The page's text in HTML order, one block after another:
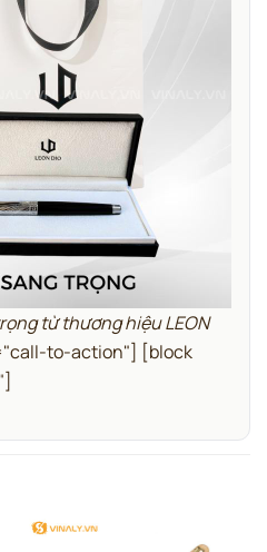
từ thương hiệu LEON
to-action"] [block